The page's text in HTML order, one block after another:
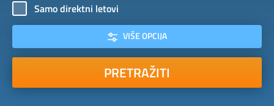
Samo direktni letovi
VIŠE OPCIJA
PRETRAŽITI